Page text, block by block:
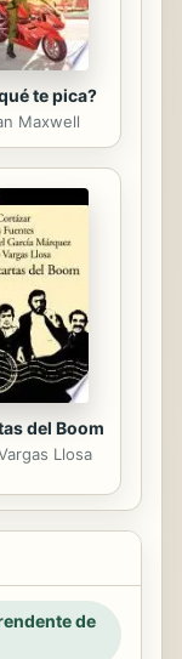
te pica?
Maxwell
del Boom
Llosa
de